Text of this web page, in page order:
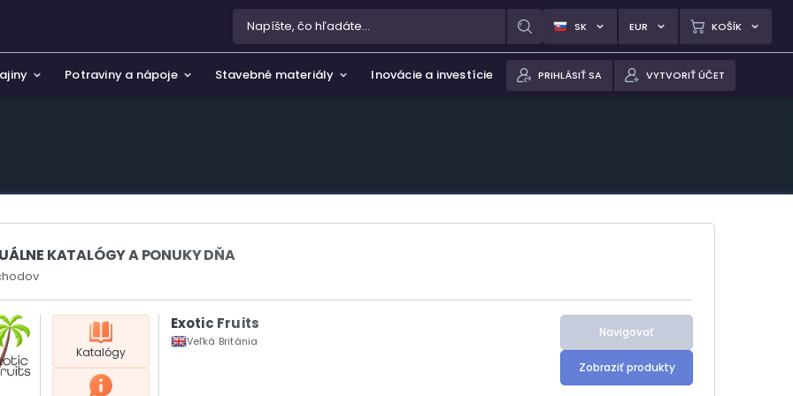
SK EUR KOŠÍK
Potraviny a nápoje Stavebné materiály Inovácie a investície
a záhrada
potreby, hobby a voľný čas
a umenie
ochrana osobných údajov
súborov cookie
PRIHLÁSIŤ SA VYTVORIŤ ÚČET
KATALÓGY A PONUKY DŇA
Katalógy
Exotic Fruits
Veľká Británia
Navigovať
Zobraziť produkty